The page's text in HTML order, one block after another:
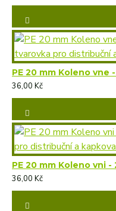
36,00 Kč
36,00 Kč